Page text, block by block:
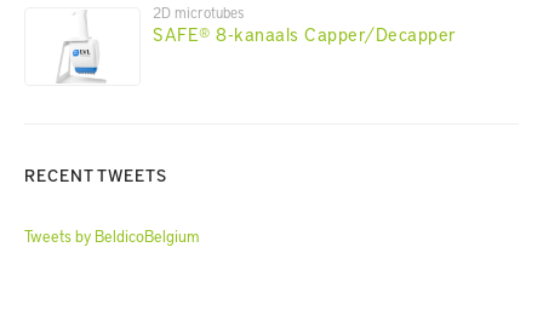
2D microtubes
SAFE® 8-kanaals Capper/Decapper
RECENT TWEETS
Tweets by BeldicoBelgium